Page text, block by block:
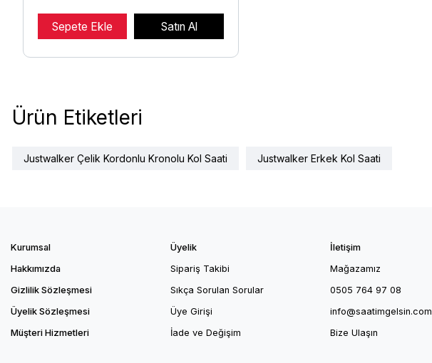
Sepete Ekle Satın Al
Ürün Etiketleri
Justwalker Çelik Kordonlu Kronolu Kol Saati Justwalker Erkek Kol Saati
Kurumsal
Hakkımızda
Gizlilik Sözleşmesi
Üyelik Sözleşmesi
Müşteri Hizmetleri
Üyelik
Sipariş Takibi
Sıkça Sorulan Sorular
Üye Girişi
İade ve Değişim
İletişim
Mağazamız
0505 764 97 08
info@saatimgelsin.com
Bize Ulaşın